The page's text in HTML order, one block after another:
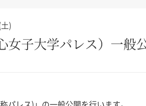
)
女子大学パレス）一般